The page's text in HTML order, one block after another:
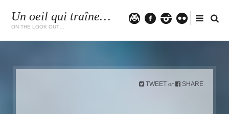
Un oeil qui traîne…
ON THE LOOK OUT…
TWEET or SHARE